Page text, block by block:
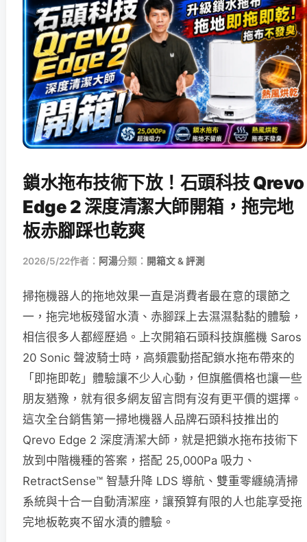
鎖水拖布技術下放！石頭科技 Qrevo
Edge 2 深度清潔大師開箱，拖完地
板赤腳踩也乾爽
2026/5/22作者： 阿湯分類： 開箱文 & 評測
掃拖機器人的拖地效果一直是消費者最在意的環節之
一，拖完地板殘留水漬、赤腳踩上去濕濕黏黏的體驗，
相信很多人都經歷過。上次開箱石頭科技旗艦機 Saros
20 Sonic 聲波騎士時，高頻震動搭配鎖水拖布帶來的
「即拖即乾」體驗讓不少人心動，但旗艦價格也讓一些
朋友猶豫，就有很多網友留言問有沒有更平價的選擇。
這次全台銷售第一掃地機器人品牌石頭科技推出的
Qrevo Edge 2 深度清潔大師，就是把鎖水拖布技術下
放到中階機種的答案，搭配 25,000Pa 吸力、
RetractSense™ 智慧升降 LDS 導航、雙重零纏繞清掃
系統與十合一自動清潔座，讓預算有限的人也能享受拖
完地板乾爽不留水漬的體驗。